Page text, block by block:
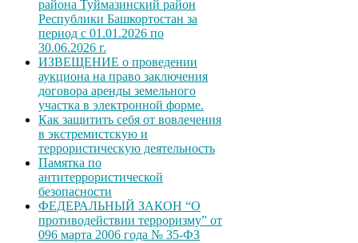
района Туймазинский район
Республики Башкортостан за
период с 01.01.2026 по
30.06.2026 г.
ИЗВЕЩЕНИЕ о проведении
аукциона на право заключения
договора аренды земельного
участка в электронной форме.
Как защитить себя от вовлечения
в экстремистскую и
террористическую деятельность
Памятка по
антитеррористической
безопасности
ФЕДЕРАЛЬНЫЙ ЗАКОН “О
противодействии терроризму” от
096 марта 2006 года № 35-ФЗ